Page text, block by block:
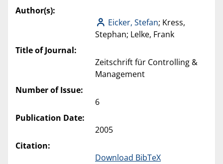
Author(s):
Eicker, Stefan; Kress,
Stephan; Lelke, Frank
Title of Journal:
Zeitschrift für Controlling &
Management
Number of Issue:
6
Publication Date:
2005
Citation:
Download BibTeX